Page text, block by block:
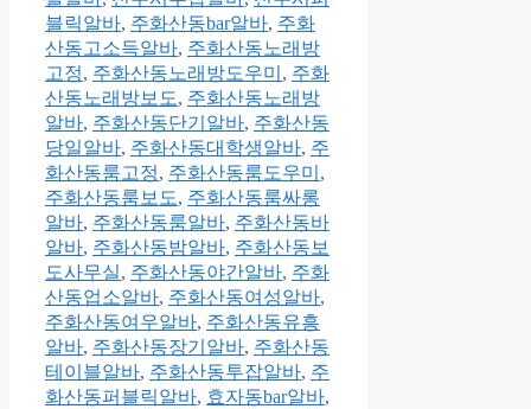
블릭알바, 주화산동bar알바, 주화
산동고소득알바, 주화산동노래방
고정, 주화산동노래방도우미 , 주화
산동노래방보도, 주화산동노래방
알바, 주화산동단기알바, 주화산동
당일알바, 주화산동대학생알바, 주
화산동룸고정, 주화산동룸도우미 ,
주화산동룸보도, 주화산동룸싸롱
알바, 주화산동룸알바, 주화산동바
알바, 주화산동밤알바, 주화산동보
도사무실, 주화산동야간알바, 주화
산동업소알바, 주화산동여성알바,
주화산동여우알바, 주화산동유흥
알바, 주화산동장기알바, 주화산동
테이블알바, 주화산동투잡알바, 주
화산동퍼블릭알바, 효자동bar알바,